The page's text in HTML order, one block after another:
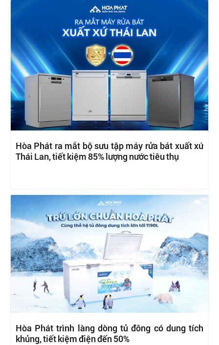
Hòa Phát ra mắt bộ sưu tập máy rửa bát xuất xứ
Thái Lan, tiết kiệm 85% lượng nước tiêu thụ
Hòa Phát trình làng dòng tủ đông có dung tích
khủng, tiết kiệm điện đến 50%